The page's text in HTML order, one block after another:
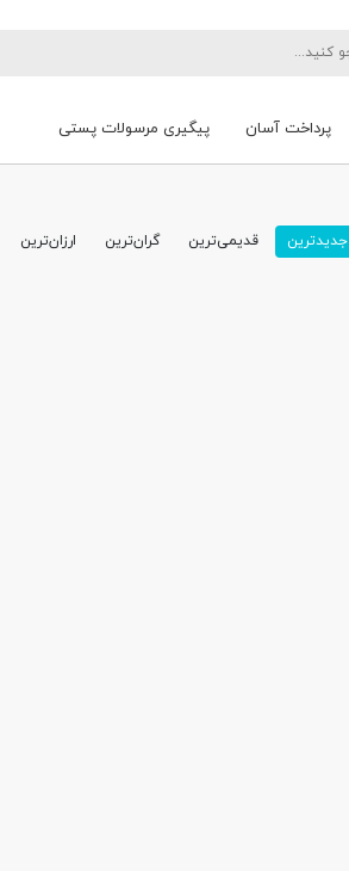
پرداخت آسان پیگیری مرسولات پستی
جدیدترین قدیمی‌ترین گران‌ترین ارزان‌ترین